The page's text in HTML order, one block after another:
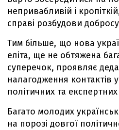
непривабливій і
справі розбудови
Тим більше, що нова
еліта, ще не обтяжена
суперечок, проявляє
налагодження контактів
політичних та
Багато молодих
на порозі довгої